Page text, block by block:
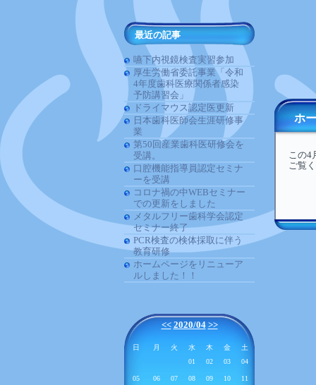
最近の記事
嚥下内視鏡検査実習参加
厚生労働省委託事業「令和
4年度歯科医療関係者感染
予防講習会」
ドライマウス認定医更新
日本歯科医師会生涯研修事
業
第50回産業歯科医研修会を
受講。
口腔機能指導員認定セミナ
ーを受講
コロナ禍の中WEBセミナー
での更新をしました
メタルフリー歯科学会認定
セミナー終了
PCR検査の検体採取に伴う
教育研修
ホームページをリニューア
ルしました！！
<< 2020/04 >>
日 月 火 水 木 金
土
01
02 03 04
05 06 07 08 09 10 11
ホ
この4
ご覧